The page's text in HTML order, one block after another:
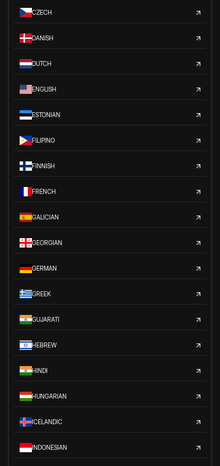
CZECH
DANISH
DUTCH
ENGLISH
ESTONIAN
FILIPINO
FINNISH
FRENCH
GALICIAN
GEORGIAN
GERMAN
GREEK
GUJARATI
HEBREW
HINDI
HUNGARIAN
ICELANDIC
INDONESIAN